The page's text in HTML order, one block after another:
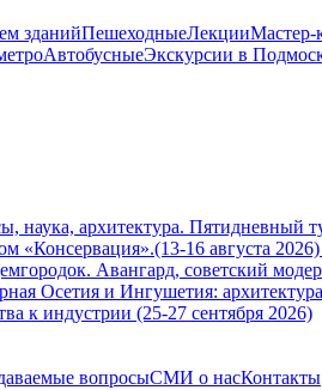
зданийПешеходныеЛекцииМастер-
АвтобусныеЭкскурсии в
наука, архитектура. Пятидневный
«Консервация».(13-16 августа 2026)
Авангард, советский
Осетия и Ингушетия:
к индустрии (25-27 сентября 2026)
вопросыСМИ о насКонтакты